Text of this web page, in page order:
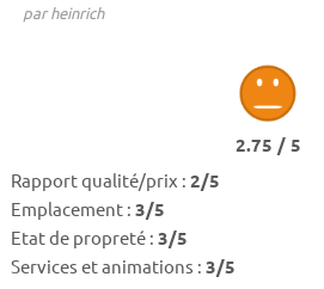
par heinrich
2.75 / 5
Rapport qualité/prix : 2/5
Emplacement : 3/5
Etat de propreté : 3/5
Services et animations : 3/5